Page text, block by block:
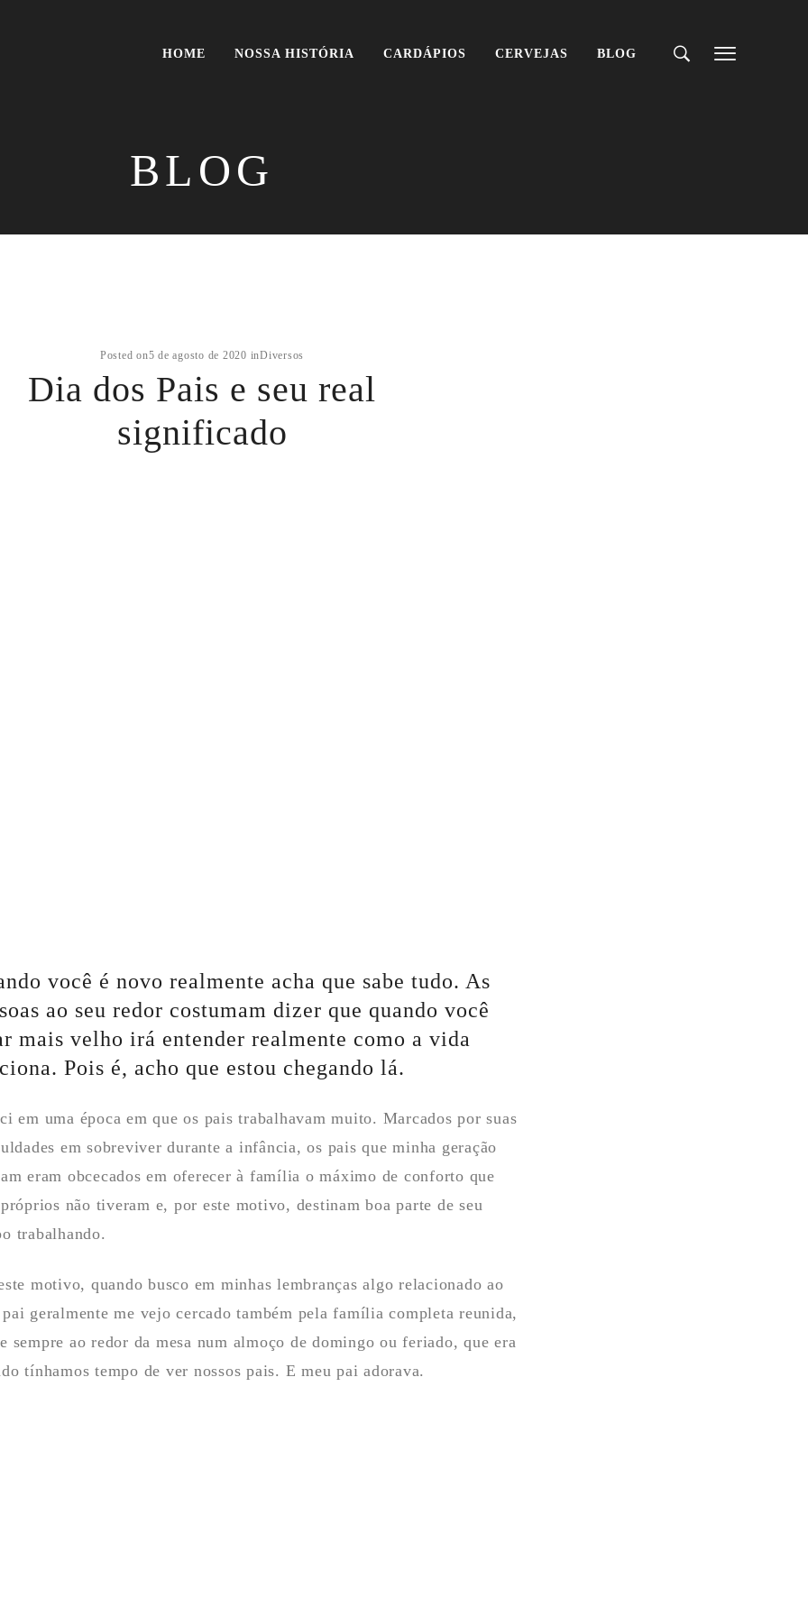
HOME NOSSA HISTÓRIA CARDÁPIOS CERVEJAS BLOG
BLOG
Posted on5 de agosto de 2020 inDiversos
Dia dos Pais e seu real
significado
você é novo realmente acha que sabe tudo. As
ao seu redor costumam dizer que quando você
mais velho irá entender realmente como a vida
Pois é, acho que estou chegando lá.
em uma época em que os pais trabalhavam muito. Marcados por suas
em sobreviver durante a infância, os pais que minha geração
eram obcecados em oferecer à família o máximo de conforto que
não tiveram e, por este motivo, destinam boa parte de seu
trabalhando.
motivo, quando busco em minhas lembranças algo relacionado ao
geralmente me vejo cercado também pela família completa reunida,
sempre ao redor da mesa num almoço de domingo ou feriado, que era
tínhamos tempo de ver nossos pais. E meu pai adorava.